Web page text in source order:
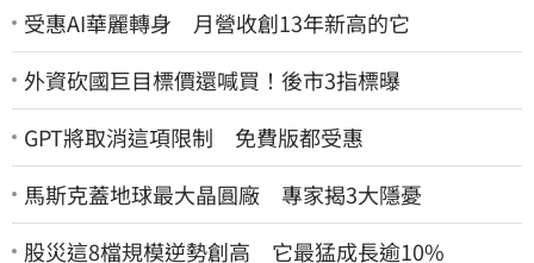
受惠AI華麗轉身 月營收創13年新高的它
外資砍國巨目標價還喊買！後市3指標曝
GPT將取消這項限制 免費版都受惠
馬斯克蓋地球最大晶圓廠 專家揭3大隱憂
股災這8檔規模逆勢創高 它最猛成長逾10%